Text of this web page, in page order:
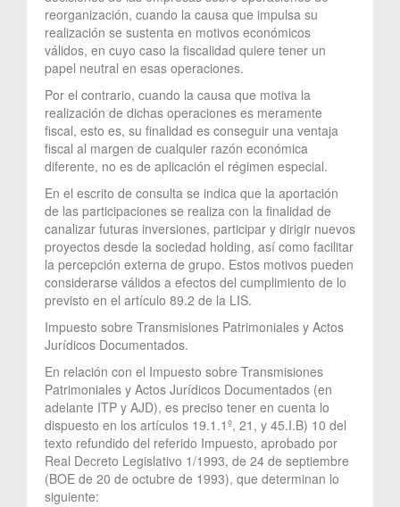
reorganización, cuando la causa que impulsa su
realización se sustenta en motivos económicos
válidos, en cuyo caso la fiscalidad quiere tener un
papel neutral en esas operaciones.
Por el contrario, cuando la causa que motiva la
realización de dichas operaciones es meramente
fiscal, esto es, su finalidad es conseguir una ventaja
fiscal al margen de cualquier razón económica
diferente, no es de aplicación el régimen especial.
En el escrito de consulta se indica que la aportación
de las participaciones se realiza con la finalidad de
canalizar futuras inversiones, participar y dirigir nuevos
proyectos desde la sociedad holding, así como facilitar
la percepción externa de grupo. Estos motivos pueden
considerarse válidos a efectos del cumplimiento de lo
previsto en el artículo 89.2 de la LIS.
Impuesto sobre Transmisiones Patrimoniales y Actos
Jurídicos Documentados.
En relación con el Impuesto sobre Transmisiones
Patrimoniales y Actos Jurídicos Documentados (en
adelante ITP y AJD), es preciso tener en cuenta lo
dispuesto en los artículos 19.1.1º, 21, y 45.I.B) 10 del
texto refundido del referido Impuesto, aprobado por
Real Decreto Legislativo 1/1993, de 24 de septiembre
(BOE de 20 de octubre de 1993), que determinan lo
siguiente: